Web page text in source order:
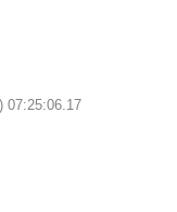
07:25:06.17